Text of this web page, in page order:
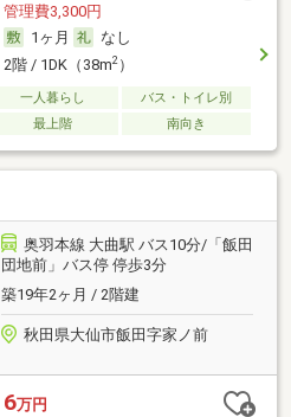
管理費3,300円
1ヶ月
なし
2階 / 1DK（38m2）
一人暮らし
バス・トイレ別
最上階 南向き
奥羽本線 大曲駅 バス10分/「飯田
団地前」バス停 停歩3分
築19年2ヶ月 / 2階建
秋田県大仙市飯田字家ノ前
6万円